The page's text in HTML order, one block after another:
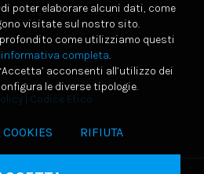
Codice Etico
poter elaborare alcuni dati, come
visitate sul nostro sito.
come utilizziamo questi
completa.
acconsenti all’utilizzo dei
le diverse tipologie.
RIFIUTA